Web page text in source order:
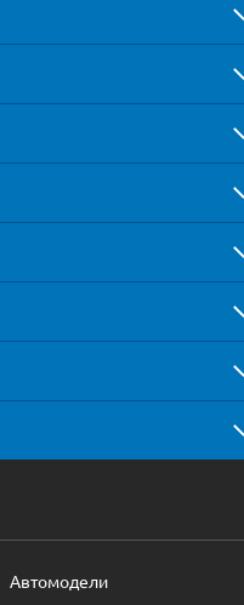
Автомодели